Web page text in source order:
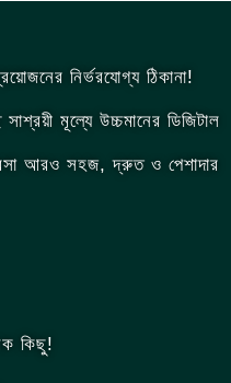
নির্ভরযোগ্য ঠিকানা!
মূল্যে উচ্চমানের ডিজিটাল
আরও সহজ, দ্রুত ও পেশাদার
কিছু!